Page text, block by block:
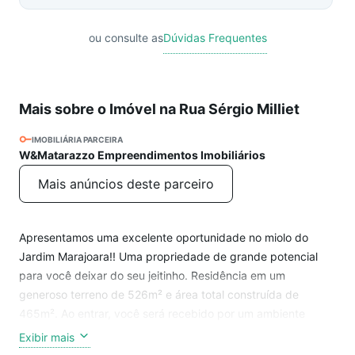
ou consulte asDúvidas Frequentes
Mais sobre o Imóvel na Rua Sérgio Milliet
IMOBILIÁRIA PARCEIRA
W&Matarazzo Empreendimentos Imobiliários
Mais anúncios deste parceiro
Apresentamos uma excelente oportunidade no miolo do
Jardim Marajoara!! Uma propriedade de grande potencial
para você deixar do seu jeitinho. Residência em um
generoso terreno de 526m² e área total construída de
espaçoso, composto por três ambientes integrados. Com 5
dormitórios, sendo 01 suíte, e um amplo living em dois
Exibir mais